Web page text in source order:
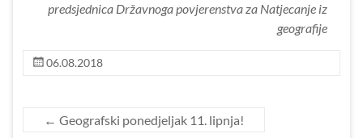
predsjednica Državnoga povjerenstva za Natjecanje iz
geografije
06.08.2018
← Geografski ponedjeljak 11. lipnja!